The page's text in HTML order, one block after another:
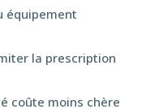
équipement
la prescription
coûte moins chère